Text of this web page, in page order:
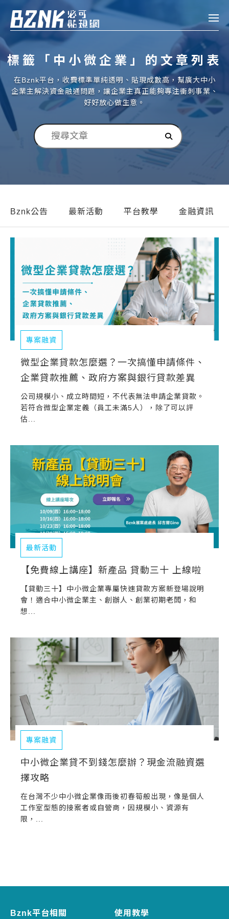
Bznk 必可貼現網
帳款轉讓
投資
申貸
企業融資
房屋副擔保融資
企業專案融資
房屋副擔保融資
知識專區
平台介紹
註冊 登入
標籤「中小微企業」的文章列表
在Bznk平台，收費標準單純透明、貼現成數高，幫廣大中小
企業主解決資金融通問題，讓企業主真正能夠專注衝刺事業、
好好放心做生意。
Bznk公告 最新活動 平台教學 金融資訊
專案融資
微型企業貸款怎麼選？一次搞懂申請條件、
企業貸款推薦、政府方案與銀行貸款差異
公司規模小、成立時間短，不代表無法申請企業貸款。
若符合微型企業定義（員工未滿5人），除了可以評
估...
最新活動
【免費線上講座】新產品 貸動三十 上線啦
【貸動三十】中小微企業專屬快速貸款方案新登場說明
會！適合中小微企業主、創辦人、創業初期老闆，和
想...
專案融資
中小微企業貸不到錢怎麼辦？現金流融資選
擇攻略
在台灣不少中小微企業像雨後初春筍般出現，像是個人
工作室型態的接案者或自營商，因規模小、資源有
限，...
Bznk平台相關 使用教學